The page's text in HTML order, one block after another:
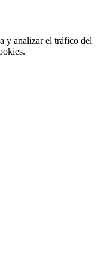
y analizar el tráfico del